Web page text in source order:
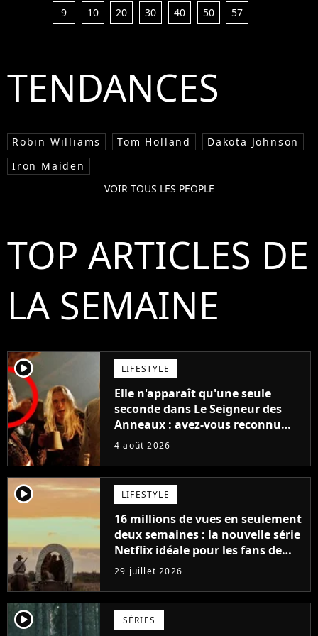
9
10 20 30 40 50 57
TENDANCES
Robin Williams Tom Holland
Dakota Johnson
Iron Maiden
VOIR TOUS LES PEOPLE
TOP ARTICLES DE
LA SEMAINE
player2 LIFESTYLE
Elle n'apparaît qu'une seule
seconde dans Le Seigneur des
Anneaux : avez-vous reconnu
cette légende du cinéma dans la
4 août 2026
player2 LIFESTYLE
16 millions de vues en seulement
deux semaines : la nouvelle série
Netflix idéale pour les fans de
Yellowstone
29 juillet 2026
player2 SÉRIES